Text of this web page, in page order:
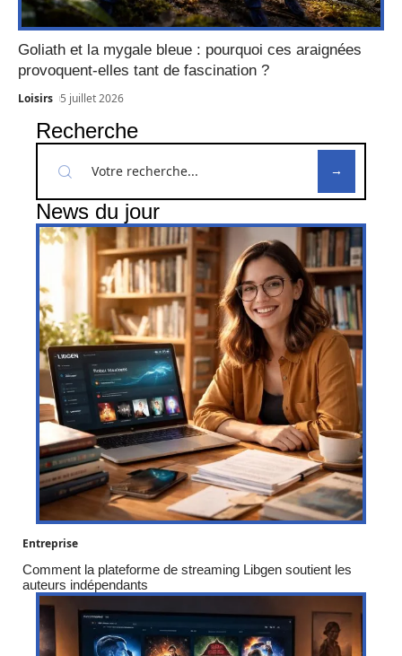
Goliath et la mygale bleue : pourquoi ces araignées
provoquent-elles tant de fascination ?
Loisirs 5 juillet 2026
Recherche
News du jour
Entreprise
Comment la plateforme de streaming Libgen soutient les
auteurs indépendants